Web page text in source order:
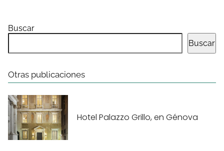
Buscar
Buscar
Otras publicaciones
Hotel Palazzo Grillo, en Génova